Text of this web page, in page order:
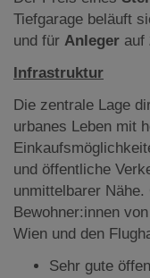
Tiefgarage beläuft
und für Anleger auf
Infrastruktur
Die zentrale Lage
urbanes Leben mit
und öffentliche
unmittelbarer
Bewohner:innen
Wien und den
Sehr gute